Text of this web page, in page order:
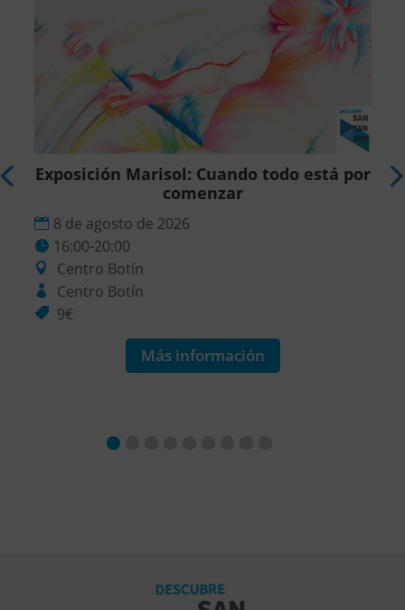
Exposición Marisol: Cuando todo está por
comenzar
8 de agosto de 2026
16:00-20:00
Centro Botín
Centro Botín
9€
Más información